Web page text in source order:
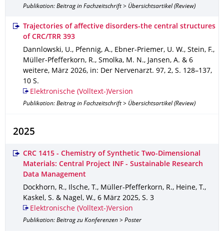
Publikation: Beitrag in Fachzeitschrift > Übersichtsartikel (Review)
Trajectories of affective disorders-the central structures
of CRC/TRR 393
Dannlowski, U., Pfennig, A., Ebner-Priemer, U. W., Stein, F.,
Müller-Pfefferkorn, R., Smolka, M. N., Jansen, A. & 6
weitere, März 2026, in: Der Nervenarzt. 97, 2, S. 128–137,
10 S.
Elektronische (Volltext-)Version
Publikation: Beitrag in Fachzeitschrift > Übersichtsartikel (Review)
2025
CRC 1415 - Chemistry of Synthetic Two-Dimensional
Materials: Central Project INF - Sustainable Research
Data Management
Dockhorn, R., Ilsche, T., Müller-Pfefferkorn, R., Heine, T.,
Kaskel, S. & Nagel, W., 6 März 2025, S. 3
Elektronische (Volltext-)Version
Publikation: Beitrag zu Konferenzen > Poster